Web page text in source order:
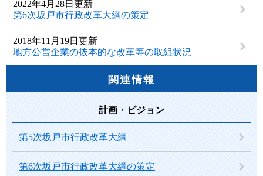
2022年4月28日更新
第6次坂戸市行政改革大綱の策定
2018年11月19日更新
地方公営企業の抜本的な改革等の取組状況
関連情報
計画・ビジョン
第5次坂戸市行政改革大綱
第6次坂戸市行政改革大綱の策定